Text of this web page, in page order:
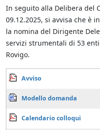
In seguito alla Delibera del
09.12.2025, si avvisa che è
la nomina del Dirigente
servizi strumentali di 53
Rovigo.
Avviso
Modello domanda
Calendario colloqui